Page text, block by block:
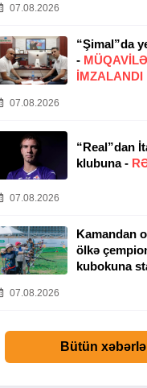
07.08.2026
“Şimal”da
- MÜQAVİLƏ
İMZALANDI
07.08.2026
“Real”dan
klubuna -
07.08.2026
Kamandan
ölkə
kubokuna
07.08.2026
Bütün